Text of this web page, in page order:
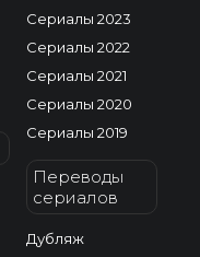
Сериалы 2023
Сериалы 2022
Сериалы 2021
Сериалы 2020
Сериалы 2019
Переводы
сериалов
Дубляж